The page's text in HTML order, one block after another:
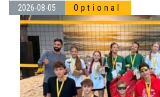
2026-08-05 Optional